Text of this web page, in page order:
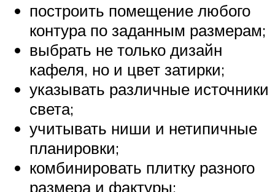
построить помещение любого
контура по заданным размерам;
выбрать не только дизайн
кафеля, но и цвет затирки;
указывать различные источники
света;
учитывать ниши и нетипичные
планировки;
комбинировать плитку разного
размера и фактуры;